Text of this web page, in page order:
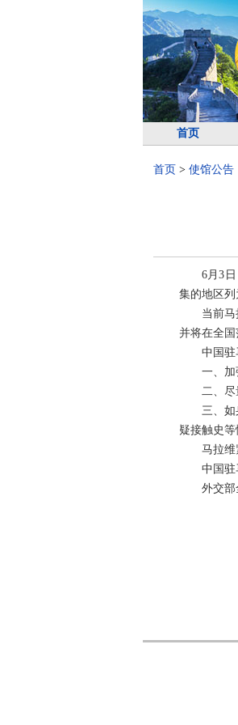
首页
首页 > 使馆公告
6月3
集的地区列
当前
并将在全国
中国驻
一、加
二、尽
三、
疑接触史等
马拉维
中国驻
外交部